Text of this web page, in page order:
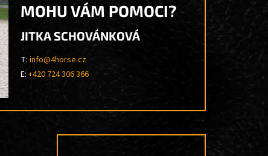
MOHU VÁM POMOCI?
JITKA SCHOVÁNKOVÁ
T: info@4horse.cz
E:+420 724 306 366